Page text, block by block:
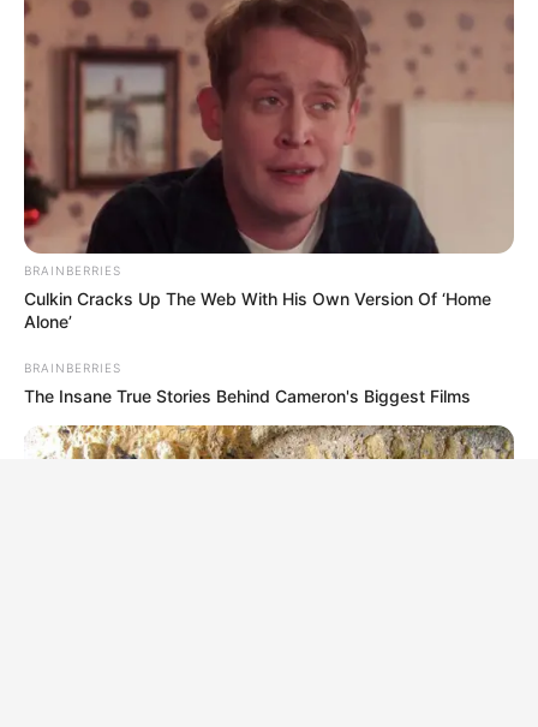
BRAINBERRIES
Culkin Cracks Up The Web With His Own Version Of ‘Home
Alone’
BRAINBERRIES
The Insane True Stories Behind Cameron's Biggest Films